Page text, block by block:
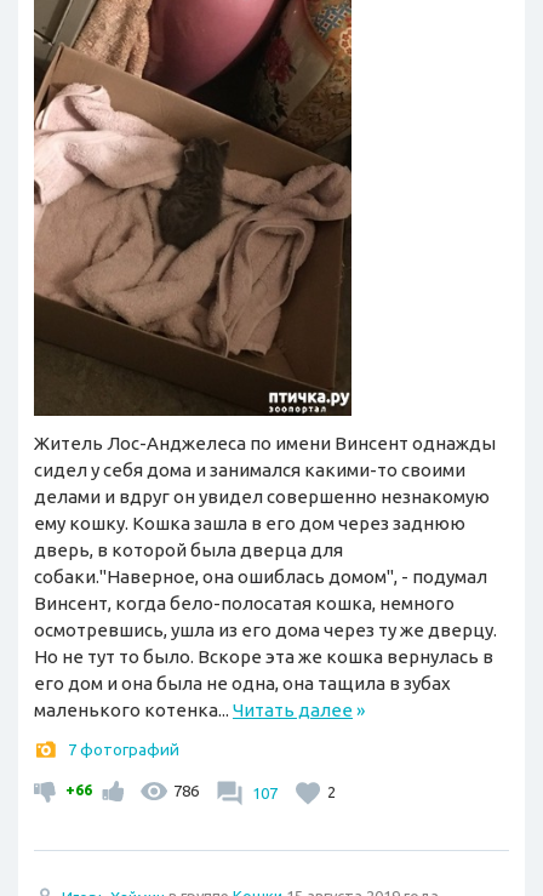
Житель Лос-Анджелеса по имени Винсент однажды
сидел у себя дома и занимался какими-то своими
делами и вдруг он увидел совершенно незнакомую
ему кошку. Кошка зашла в его дом через заднюю
дверь, в которой была дверца для
собаки."Наверное, она ошиблась домом", - подумал
Винсент, когда бело-полосатая кошка, немного
осмотревшись, ушла из его дома через ту же дверцу.
Но не тут то было. Вскоре эта же кошка вернулась в
его дом и она была не одна, она тащила в зубах
маленького котенка... Читать далее»
7 фотографий
+66 786 107 2